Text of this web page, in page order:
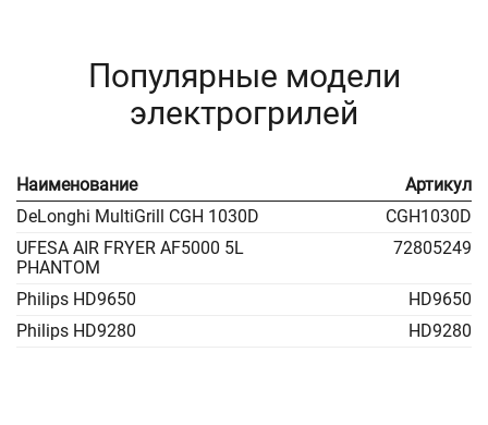
Популярные модели
электрогрилей
Наименование
Артикул
DeLonghi MultiGrill CGH 1030D
CGH1030D
UFESA AIR FRYER AF5000 5L
PHANTOM
72805249
Philips HD9650
HD9650
Philips HD9280
HD9280